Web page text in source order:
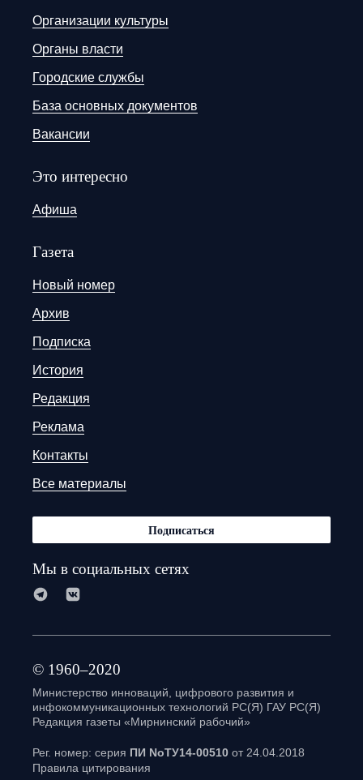
Организации культуры
Органы власти
Городские службы
База основных документов
Вакансии
Это интересно
Афиша
Газета
Новый номер
Архив
Подписка
История
Редакция
Реклама
Контакты
Все материалы
Подписаться
Мы в социальных сетях
© 1960–2020
Министерство инноваций, цифрового развития и
инфокоммуникационных технологий РС(Я) ГАУ РС(Я)
Редакция газеты «Мирнинский рабочий»
Рег. номер: серия ПИ NoТУ14-00510 от 24.04.2018
Правила цитирования